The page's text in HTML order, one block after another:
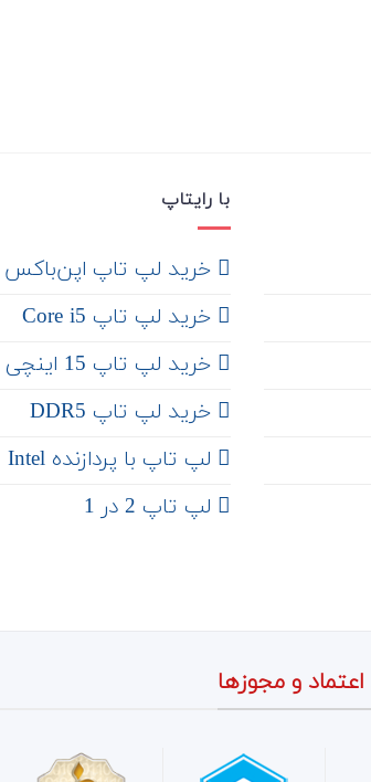
با رایتاپ
‌ خرید لپ تاپ اپن‌باکس
خرید لپ تاپ Core i5
‌‌ خرید لپ تاپ 15 اینچی
خرید لپ تاپ DDR5
لپ تاپ با پردازنده Intel
لپ تاپ 2 در 1
و مجوزها